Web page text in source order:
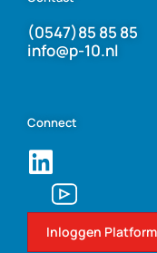
(0547)85 85 85
info@p-10.nl
Connect
Inloggen